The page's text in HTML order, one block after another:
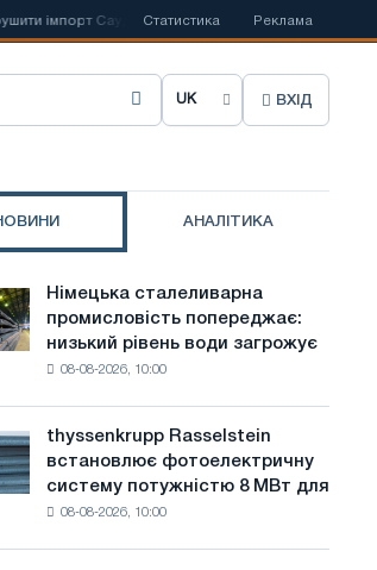
Саудівської сталі Іспанська
Статистика Реклама
О
р
и
м
в
у
с
а
ВХІД
АНАЛІТИКА
Німецька сталеливарна
промисловість попереджає:
низький рівень води загрожує
08-08-2026, 10:00
thyssenkrupp Rasselstein
встановлює фотоелектричну
систему потужністю 8 МВт для
08-08-2026, 10:00